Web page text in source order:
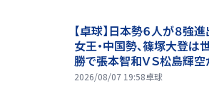
【卓球】日本勢６人が８
女王・中国勢、篠塚大登
勝で張本智和ＶＳ松島輝空
2026/08/07 19:58卓球